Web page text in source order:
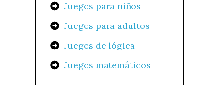
Juegos para niños
Juegos para adultos
Juegos de lógica
Juegos matemáticos